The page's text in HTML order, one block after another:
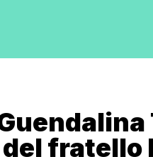
fratello